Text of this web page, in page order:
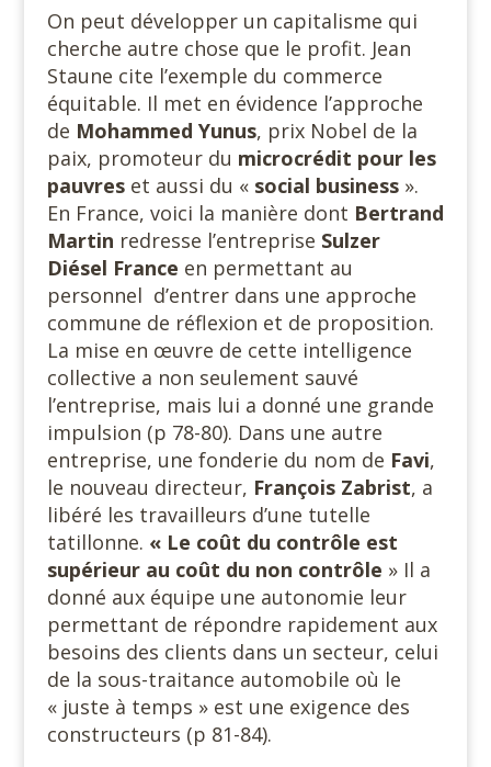
On peut développer un capitalisme qui
cherche autre chose que le profit. Jean
Staune cite l’exemple du commerce
équitable. Il met en évidence l’approche
de Mohammed Yunus, prix Nobel de la
paix, promoteur du microcrédit pour les
pauvreset aussi du « social business».
En France, voici la manière dont Bertrand
Martin redresse l’entreprise Sulzer
Diésel France en permettant au
personnel d’entrer dans une approche
commune de réflexion et de proposition.
La mise en œuvre de cette intelligence
collective a non seulement sauvé
l’entreprise, mais lui a donné une grande
impulsion (p 78-80). Dans une autre
entreprise, une fonderie du nom de Favi,
le nouveau directeur, François Zabrist, a
libéré les travailleurs d’une tutelle
tatillonne. « Le coût du contrôle est
supérieur au coût du non contrôle » Il a
donné aux équipe une autonomie leur
permettant de répondre rapidement aux
besoins des clients dans un secteur, celui
de la sous-traitance automobile où le
« juste à temps » est une exigence des
constructeurs (p 81-84).